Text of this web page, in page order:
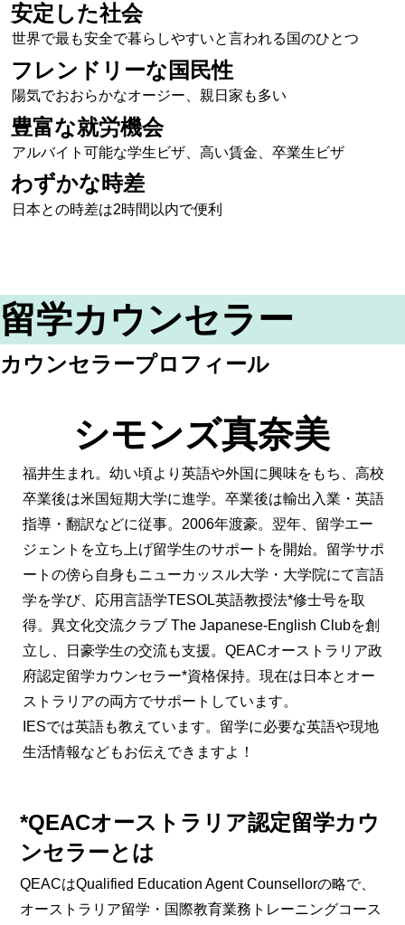
安定した社会
世界で最も安全で暮らしやすいと言われる国のひとつ
フレンドリーな国民性
陽気でおおらかなオージー、親日家も多い
豊富な就労機会
アルバイト可能な学生ビザ、高い賃金、卒業生ビザ
わずかな時差
日本との時差は2時間以内で便利
留学カウンセラー
カウンセラープロフィール
シモンズ真奈美
福井生まれ。幼い頃より英語や外国に興味をもち、高校
卒業後は米国短期大学に進学。卒業後は輸出入業・英語
指導・翻訳などに従事。2006年渡豪。翌年、留学エー
ジェントを立ち上げ留学生のサポートを開始。留学サポ
ートの傍ら自身もニューカッスル大学・大学院にて言語
学を学び、応用言語学TESOL英語教授法*修士号を取
得。異文化交流クラブ The Japanese-English Clubを創
立し、日豪学生の交流も支援。QEACオーストラリア政
府認定留学カウンセラー*資格保持。現在は日本とオー
ストラリアの両方でサポートしています。
IESでは英語も教えています。留学に必要な英語や現地
生活情報などもお伝えできますよ！
*QEACオーストラリア認定留学カウ
ンセラーとは
QEACはQualified Education Agent Counsellorの略で、
オーストラリア留学・国際教育業務トレーニングコース